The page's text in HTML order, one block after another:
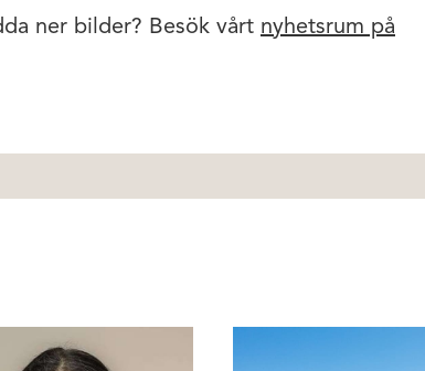
ner bilder? Besök vårt nyhetsrum på
Hälsa och glädje i